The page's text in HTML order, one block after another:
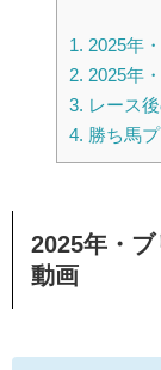
1. 2025年
2. 2025年
3. レース
4. 勝ち馬
2025年・
動画